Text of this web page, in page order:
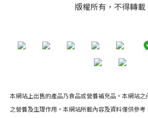
版權所有，不得轉載
本網站上出售的產品乃食品或營養補充品。本網站
之營養及生理作用。本網站所載內容及資料僅供參